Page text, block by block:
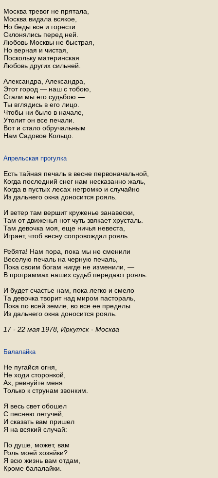
Москва тревог не прятала,
Москва видала всякое,
Но беды все и горести
Склонялись перед ней.
Любовь Москвы не быстрая,
Но верная и чистая,
Поскольку материнская
Любовь других сильней.
Александра, Александра,
Этот город — наш с тобою,
Стали мы его судьбою —
Ты вглядись в его лицо.
Чтобы ни было в начале,
Утолит он все печали.
Вот и стало обручальным
Нам Садовое Кольцо.
Апрельская прогулка
Есть тайная печаль в весне первоначальной,
Когда последний снег нам несказанно жаль,
Когда в пустых лесах негромко и случайно
Из дальнего окна доносится рояль.
И ветер там вершит круженье занавески,
Там от движенья нот чуть звякает хрусталь.
Там девочка моя, еще ничья невеста,
Играет, чтоб весну сопровождал рояль.
Ребята! Нам пора, пока мы не сменили
Веселую печаль на черную печаль,
Пока своим богам нигде не изменили, —
В программах наших судьб передают рояль.
И будет счастье нам, пока легко и смело
Та девочка творит над миром пастораль,
Пока по всей земле, во все ее пределы
Из дальнего окна доносится рояль.
17 - 22 мая 1978, Иркутск - Москва
Балалайка
Не пугайся огня,
Не ходи сторонкой,
Ах, ревнуйте меня
Только к струнам звонким.
Я весь свет обошел
С песнею летучей,
И сказать вам пришел
Я на всякий случай:
По душе, может, вам
Роль моей хозяйки?
Я всю жизнь вам отдам,
Кроме балалайки.